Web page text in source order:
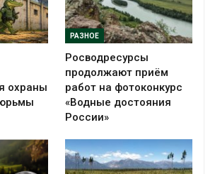
охраны
РАЗНОЕ
Росводресурсы
продолжают приём
работ на фотоконкурс
«Водные достояния
России»